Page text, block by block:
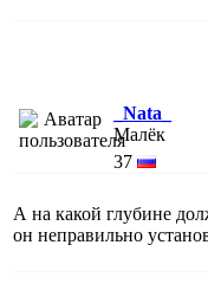
_Nata_
Малёк
37
А на какой глубине
он неправильно